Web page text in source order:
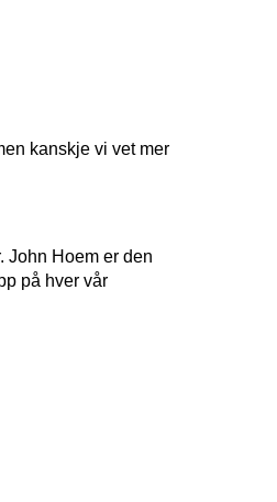
kanskje vi vet mer
John Hoem er den
på hver vår